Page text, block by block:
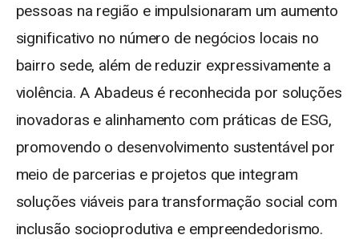
pessoas na região e impulsionaram um aumento
significativo no número de negócios locais no
bairro sede, além de reduzir expressivamente a
violência. A Abadeus é reconhecida por soluções
inovadoras e alinhamento com práticas de ESG,
promovendo o desenvolvimento sustentável por
meio de parcerias e projetos que integram
soluções viáveis para transformação social com
inclusão socioprodutiva e empreendedorismo.